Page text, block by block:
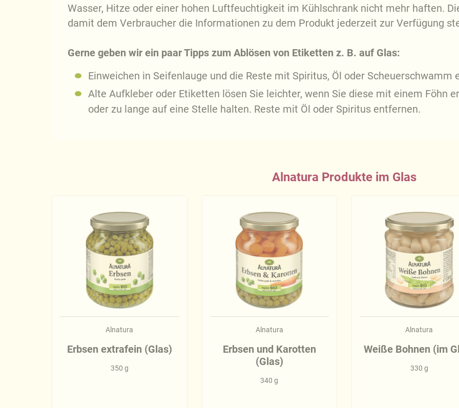
Wasser, Hitze oder einer hohen Luftfeuchtigkeit im Kühlschrank nicht mehr haften.
damit dem Verbraucher die Informationen zu dem Produkt jederzeit zur Verfügung
Gerne geben wir ein paar Tipps zum Ablösen von Etiketten z. B. auf Glas:
Einweichen in Seifenlauge und die Reste mit Spiritus, Öl oder Scheuerschwamm
Alte Aufkleber oder Etiketten lösen Sie leichter, wenn Sie diese mit einem Föhn
oder zu lange auf eine Stelle halten. Reste mit Öl oder Spiritus entfernen.
Alnatura Produkte im Glas
Alnatura
Erbsen extrafein (Glas)
350 g
Alnatura
Erbsen und Karotten
(Glas)
340 g
Alnatura
Weiße Bohnen (im
330 g